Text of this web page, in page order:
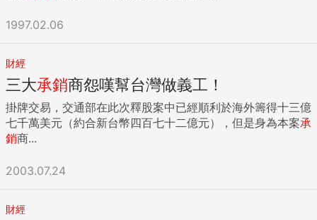
1997.02.06
財經
三大承銷商怨嘆幫台灣做義工！
掛牌交易，交通部在此次釋股案中已經順利於海外籌得十三億
七千萬美元（約合新台幣四百七十二億元），但是身為本案承
銷商...
2003.07.24
財經